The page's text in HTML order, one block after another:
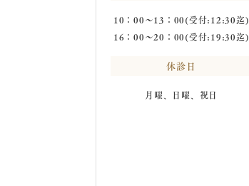
10：00～13：00(受付:12:30迄)
16：00～20：00(受付:19:30迄)
休診日
月曜、日曜、祝日